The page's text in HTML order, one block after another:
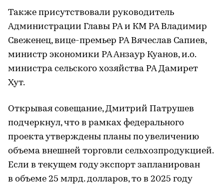
Также присутствовали руководитель
Администрации Главы РА и КМ РА Владимир
Свеженец, вице-премьер РА Вячеслав Сапиев,
министр экономики РА Анзаур Куанов, и.о.
министра сельского хозяйства РА Дамирет
Хут.
Открывая совещание, Дмитрий Патрушев
подчеркнул, что в рамках федерального
проекта утверждены планы по увеличению
объема внешней торговли сельхозпродукцией.
Если в текущем году экспорт запланирован
в объеме 25 млрд. долларов, то в 2025 году